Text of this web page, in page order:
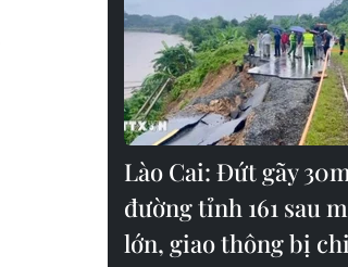
Lào Cai: Đứt gãy
đường tỉnh 161 sau
lớn, giao thông bị